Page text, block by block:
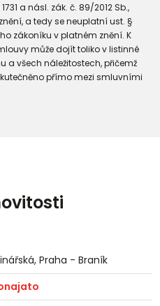
a násl. zák. č. 89/2012 Sb.,
a tedy se neuplatní ust. §
zákoníku v platném znění. K
může dojít toliko v listinné
a všech náležitostech, přičemž
přímo mezi smluvními
Praha - Braník